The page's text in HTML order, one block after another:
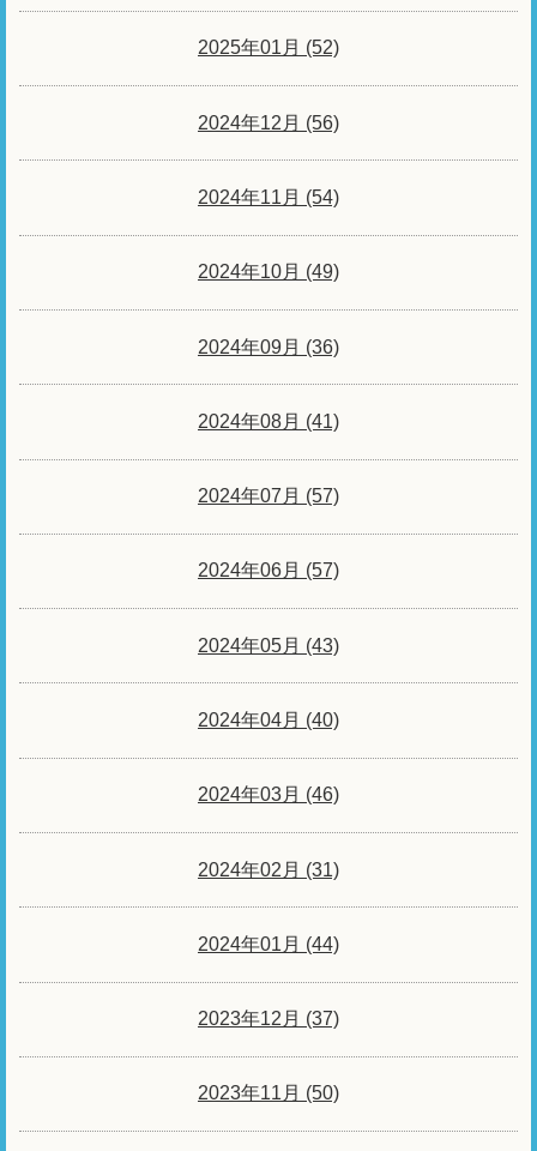
2025年01月 (52)
2024年12月 (56)
2024年11月 (54)
2024年10月 (49)
2024年09月 (36)
2024年08月 (41)
2024年07月 (57)
2024年06月 (57)
2024年05月 (43)
2024年04月 (40)
2024年03月 (46)
2024年02月 (31)
2024年01月 (44)
2023年12月 (37)
2023年11月 (50)